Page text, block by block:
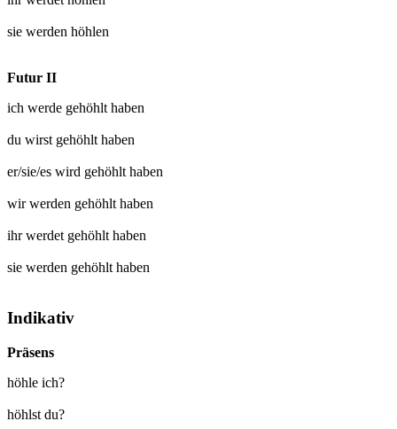
sie werden höhlen
Futur II
ich werde gehöhlthaben
du wirst gehöhlthaben
er/sie/es wird gehöhlthaben
wir werden gehöhlthaben
ihr werdet gehöhlthaben
sie werden gehöhlthaben
Indikativ
Präsens
höhle ich?
höhlst du?